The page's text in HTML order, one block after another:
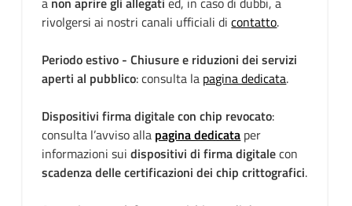
rivolgersi ai nostri canali ufficiali dicontatto.
Periodo estivo - Chiusure e riduzioni dei servizi
aperti al pubblico: consulta la pagina dedicata.
Dispositivi firma digitale con chip revocato:
consulta l’avviso alla pagina dedicata per
informazioni suidispositivi di firma digitalecon
scadenza delle certificazioni dei chip crittografici.